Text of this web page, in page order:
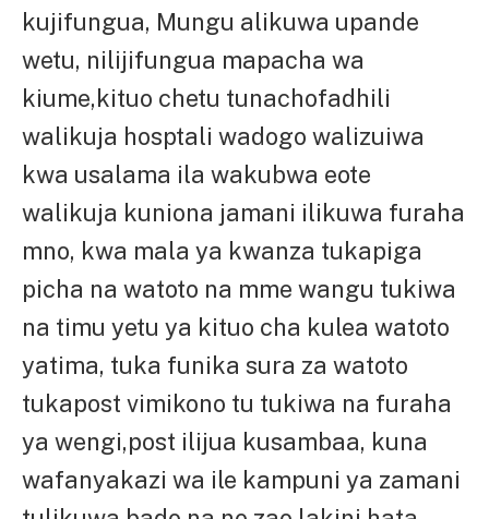
kujifungua, Mungu alikuwa upande
wetu, nilijifungua mapacha wa
kiume,kituo chetu tunachofadhili
walikuja hosptali wadogo walizuiwa
kwa usalama ila wakubwa eote
walikuja kuniona jamani ilikuwa furaha
mno, kwa mala ya kwanza tukapiga
picha na watoto na mme wangu tukiwa
na timu yetu ya kituo cha kulea watoto
yatima, tuka funika sura za watoto
tukapost vimikono tu tukiwa na furaha
ya wengi,post ilijua kusambaa, kuna
wafanyakazi wa ile kampuni ya zamani